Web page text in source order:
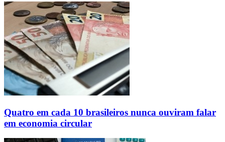
Quatro em cada 10 brasileiros nunca ouviram falar
em economia circular